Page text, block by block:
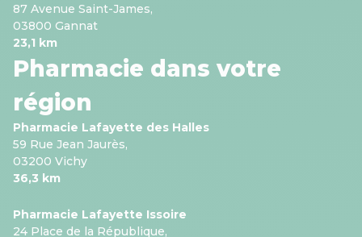
87 Avenue Saint-James,
03800 Gannat
23,1 km
Pharmacie dans votre
région
Pharmacie Lafayette des Halles
59 Rue Jean Jaurès,
03200 Vichy
36,3 km
Pharmacie Lafayette Issoire
24 Place de la République,